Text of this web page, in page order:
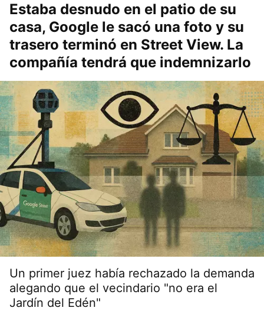
Estaba desnudo en el patio de su
casa, Google le sacó una foto y su
trasero terminó en Street View. La
compañía tendrá que indemnizarlo
Un primer juez había rechazado la demanda
alegando que el vecindario "no era el
Jardín del Edén"